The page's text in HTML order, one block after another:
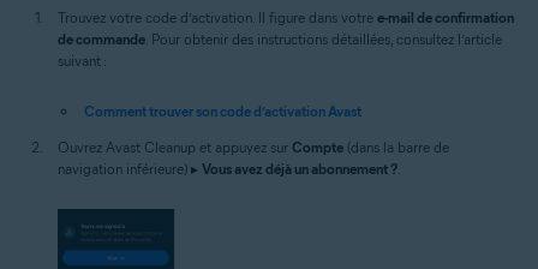
Trouvez votre code d’activation. Il figure dans votre e-mail de confirmation
de commande. Pour obtenir des instructions détaillées, consultez l’article
suivant :
Comment trouver son code d’activation Avast
Ouvrez Avast Cleanup et appuyez sur Compte (dans la barre de
navigation inférieure) ▸ Vous avez déjà un abonnement ?.